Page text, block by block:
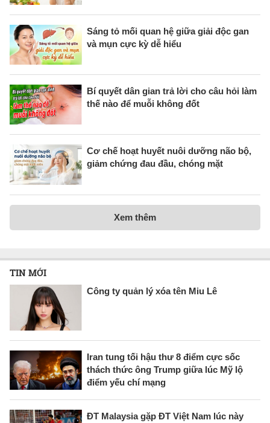
Sáng tỏ mối quan hệ giữa giải độc gan
và mụn cực kỳ dễ hiểu
Bí quyết dân gian trả lời cho câu hỏi làm
thế nào để muỗi không đốt
Cơ chế hoạt huyết nuôi dưỡng não bộ,
giảm chứng đau đầu, chóng mặt
Xem thêm
TIN MỚI
Công ty quản lý xóa tên Miu Lê
Iran tung tối hậu thư 8 điểm cực sốc
thách thức ông Trump giữa lúc Mỹ lộ
điểm yếu chí mạng
ĐT Malaysia gặp ĐT Việt Nam lúc này